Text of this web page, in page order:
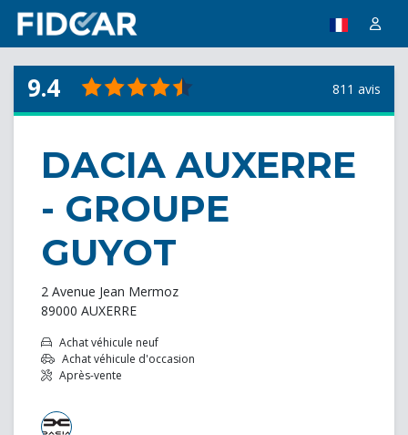
9.4 811 avis
DACIA AUXERRE
- GROUPE
GUYOT
2 Avenue Jean Mermoz
89000 AUXERRE
Achat véhicule neuf
Achat véhicule d'occasion
Après-vente